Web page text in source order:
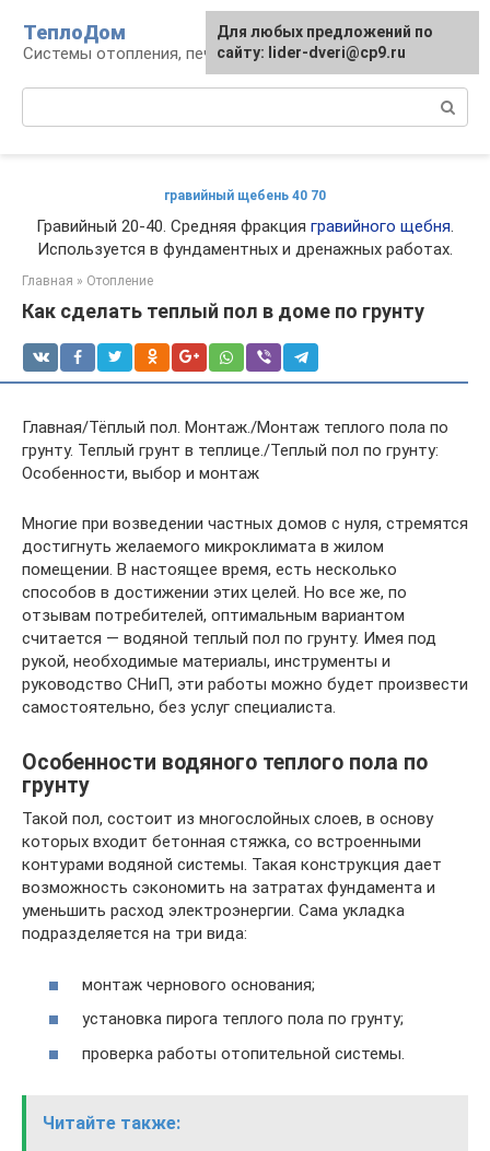
контенту
ТеплоДом
Системы отопления, печи и камины
гравийный щебень 40 70
Гравийный 20-40. Средняя фракция гравийного щебня.
Используется в фундаментных и дренажных работах.
Главная » Отопление
Как сделать теплый пол в доме по грунту
Главная/Тёплый пол. Монтаж./Монтаж теплого пола по
грунту. Теплый грунт в теплице./Теплый пол по грунту:
Особенности, выбор и монтаж
Многие при возведении частных домов с нуля, стремятся
достигнуть желаемого микроклимата в жилом
помещении. В настоящее время, есть несколько
способов в достижении этих целей. Но все же, по
отзывам потребителей, оптимальным вариантом
считается — водяной теплый пол по грунту. Имея под
рукой, необходимые материалы, инструменты и
руководство СНиП, эти работы можно будет произвести
самостоятельно, без услуг специалиста.
Особенности водяного теплого пола по
грунту
Такой пол, состоит из многослойных слоев, в основу
которых входит бетонная стяжка, со встроенными
контурами водяной системы. Такая конструкция дает
возможность сэкономить на затратах фундамента и
уменьшить расход электроэнергии. Сама укладка
подразделяется на три вида:
монтаж чернового основания;
установка пирога теплого пола по грунту;
проверка работы отопительной системы.
Читайте также:
Для любых предложений по
сайту: lider-dveri@cp9.ru